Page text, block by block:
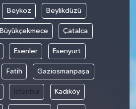
Beykoz Beylikdüzü
Büyükçekmece Çatalca
Esenler Esenyurt
Fatih Gaziosmanpaşa
Istanbul Kadıköy